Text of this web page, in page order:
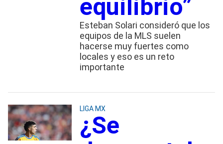
equilibrio”
Esteban Solari consideró que los
equipos de la MLS suelen
hacerse muy fuertes como
locales y eso es un reto
importante
LIGA MX
¿Se